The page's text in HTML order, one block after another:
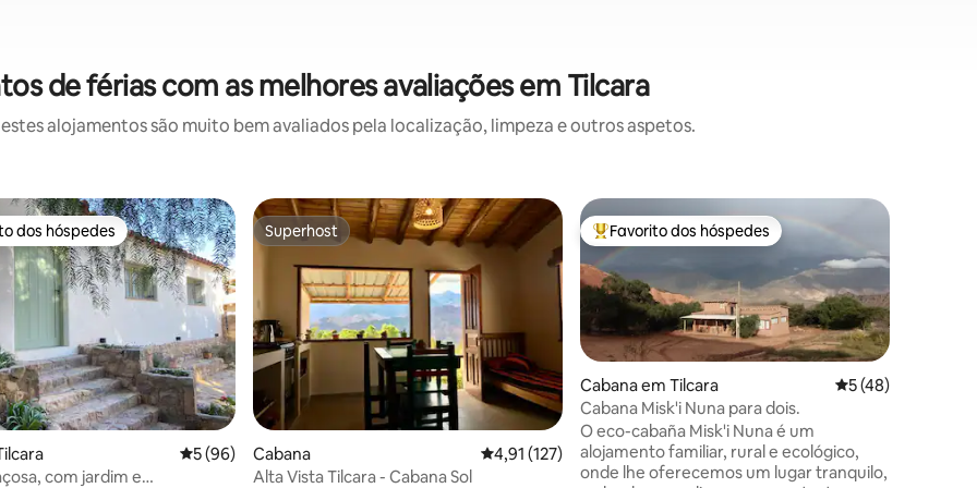
de férias com as melhores avaliações em Tilcara
alojamentos são muito bem avaliados pela localização, limpeza e outros aspetos.
em 5 estrelas, 60avaliações
dos hóspedes mais apreciados
dos hóspedes
Classificação média de 5 em 5 estrelas, 96avaliações
5 (96)
com jardim e
Superhost
Superhost
Cabana Classificação média de 4,91 em 5 estrelas, 127avaliações
4,91 (127)
Alta Vista Tilcara - Cabana Sol
Favoritos dos hóspedes mais apreciados
Favorito dos hóspedes
Cabana em Tilcara Classificação
5 (48)
Cabana Misk'i Nuna para dois.
O eco-cabaña Misk'i Nuna é um
alojamento familiar, rural e ecológico,
onde lhe oferecemos um lugar tranquilo,